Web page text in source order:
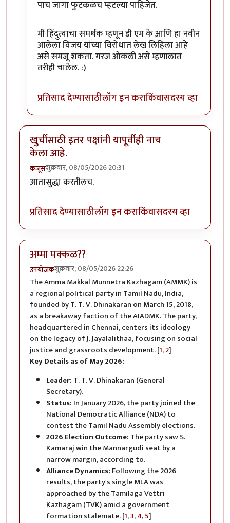
पाच जागा फुटकळच म्हटल्या पाहिजेत.
मी हिंदुत्वाचा समर्थक म्हणून डी एम के आणि हा नवीन
आलेला विजय यांच्या विरोधात लेख लिहिला आहे
असे समजू शकता. गरज ओकली असे म्हणालात
तरीही चालेल. :)
प्रतिसाद देण्यासाठीलॉग इन कराकिंवासदस्य व्हा
खुर्चीसाठी इतर पक्षांनी यापूर्वीही नाच
केला आहे.
कंजूसशुक्रवार, 08/05/2026 20:31
आतासुद्धा करतीलच.
प्रतिसाद देण्यासाठीलॉग इन कराकिंवासदस्य व्हा
अम्मा मक्कळ??
उपयोजकशुक्रवार, 08/05/2026 22:26
The Amma Makkal Munnetra Kazhagam (AMMK) is
a regional political party in Tamil Nadu, India,
founded by T. T. V. Dhinakaran on March 15, 2018,
as a breakaway faction of the AIADMK. The party,
headquartered in Chennai, centers its ideology
on the legacy of J. Jayalalithaa, focusing on social
justice and grassroots development. [1,2]
Key Details as of May 2026:
Leader: T. T. V. Dhinakaran (General
Secretary).
Status: In January 2026, the party joined the
National Democratic Alliance (NDA) to
contest the Tamil Nadu Assembly elections.
2026 Election Outcome: The party saw S.
Kamaraj win the Mannargudi seat by a
narrow margin, according to.
Alliance Dynamics: Following the 2026
results, the party's single MLA was
approached by the Tamilaga Vettri
Kazhagam (TVK) amid a government
formation stalemate. [1,3,4,5]